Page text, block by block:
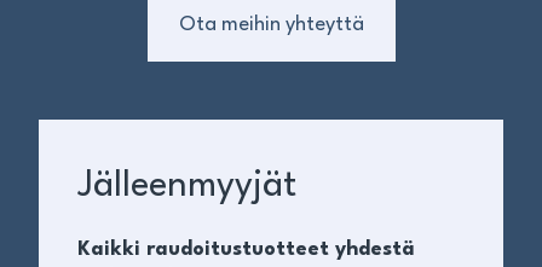
Ota meihin yhteyttä
Jälleenmyyjät
Kaikki raudoitustuotteet yhdestä